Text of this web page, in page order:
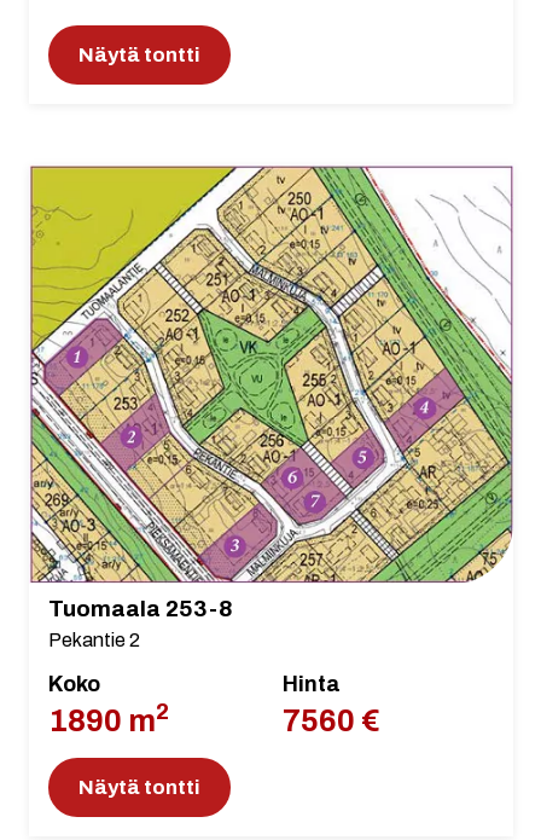
Näytä tontti
Tuomaala 253-8
Pekantie 2
Koko
1890 m2
Hinta
7560 €
Näytä tontti